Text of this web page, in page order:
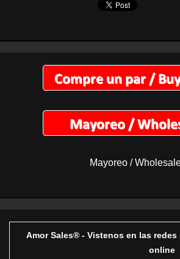
Mayoreo /
Amor Sales® - Vistenos en las
online